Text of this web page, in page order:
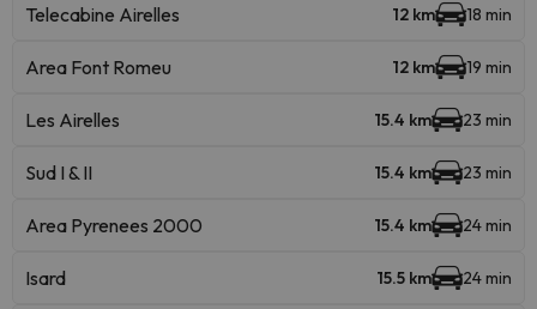
Telecabine Airelles 12 km 18 min
Area Font Romeu 12 km 19 min
Les Airelles 15.4 km 23 min
Sud I & II 15.4 km 23 min
Area Pyrenees 2000 15.4 km 24 min
Isard 15.5 km 24 min